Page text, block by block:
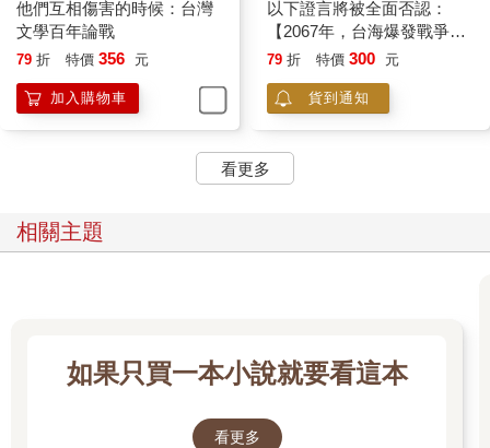
他們互相傷害的時候：台灣
文學百年論戰
79 折 特價 356 元
加入購物車
以下證言將被全面否認：
【2067年，台海爆發戰爭二
十年後，五組人說出他們在
79 折 特價 300 元
貨到通知
看更多
相關主題
如果只買一本小說就要看這本
看更多